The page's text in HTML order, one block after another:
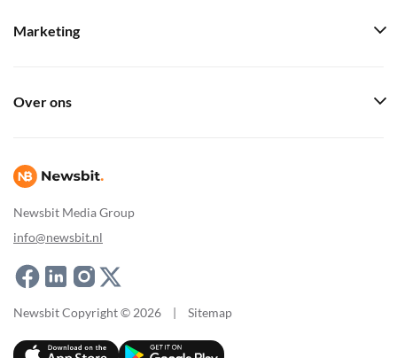
Newsbit Media Group
info@newsbit.nl
Marketing
Over ons
Newsbit Copyright © 2026 Sitemap